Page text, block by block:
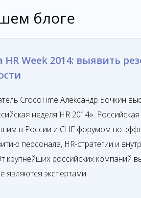
блоге
HR Week 2014: выявить
CrocoTime Александр Бочкин
неделя HR 2014».
в России и СНГ форумом по
персонала, HR-стратегии и
крупнейших российских компаний
являются экспертами…